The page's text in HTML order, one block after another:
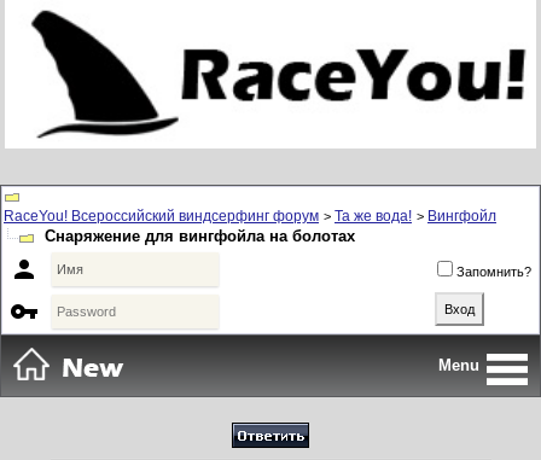
RaceYou! Всероссийский виндсерфинг форум > Та же вода! > Вингфойл
Снаряжение для вингфойла на болотах
 Запомнить?

Menu